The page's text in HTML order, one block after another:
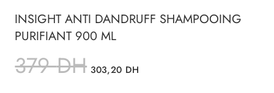
INSIGHT ANTI DANDRUFF SHAMPOOING
PURIFIANT 900 ML
379DH 303,20 DH